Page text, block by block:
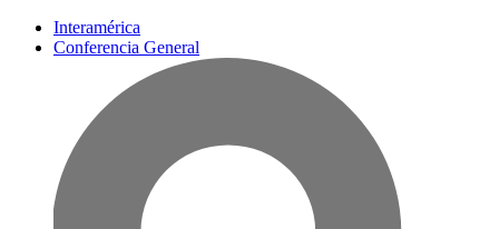
Interamérica
Conferencia General